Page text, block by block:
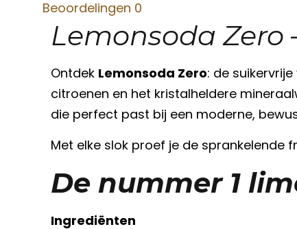
Beoordelingen 0
Lemonsoda Zero
Ontdek Lemonsoda Zero: de
citroenen en het kristalheldere
die perfect past bij een moderne,
Met elke slok proef je de sprankelende
De nummer 1
Ingrediënten